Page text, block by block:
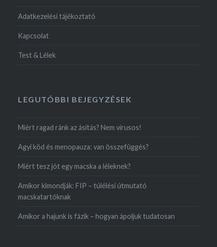
Adatkezelési tájékoztató
Kapcsolat
Test & Lélek
LEGUTÓBBI BEJEGYZÉSEK
Miért ragad ránk az ásítás? Nem vírusos!
Agyi köd és menopauza: van összefüggés?
Miért tesz jót egy macska a léleknek?
Amikor kimondják: FIP – túlélési útmutató
macskatartóknak
Amikor a hajunk is fázik – hogyan ápoljuk tudatosan